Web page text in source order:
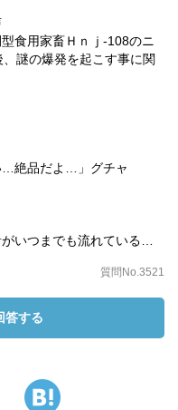
食用家畜Ｈｎｊ‐108のニ
謎の爆発を起こす事に関
…絶品だよ…」グチャ
いつまでも流れている…
質問No.3521
答する